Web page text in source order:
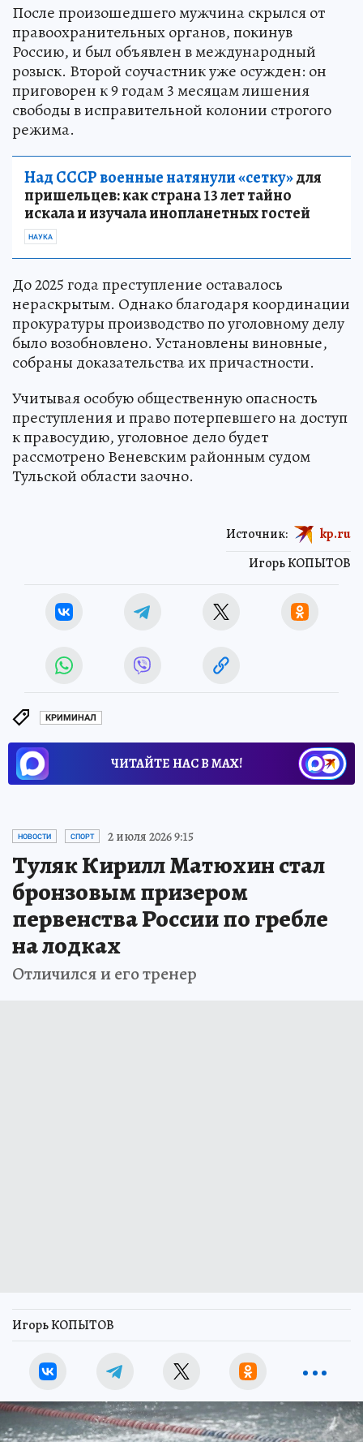
После произошедшего мужчина скрылся от
правоохранительных органов, покинув
Россию, и был объявлен в международный
розыск. Второй соучастник уже осужден: он
приговорен к 9 годам 3 месяцам лишения
свободы в исправительной колонии строгого
режима.
Над СССР военные натянули «сетку»для
пришельцев: как страна 13 лет тайно
искала и изучала инопланетных гостей
НАУКА
До 2025 года преступление оставалось
нераскрытым. Однако благодаря координации
прокуратуры производство по уголовному делу
было возобновлено. Установлены виновные,
собраны доказательства их причастности.
Учитывая особую общественную опасность
преступления и право потерпевшего на доступ
к правосудию, уголовное дело будет
рассмотрено Веневским районным судом
Тульской области заочно.
Игорь КОПЫТОВ
Источник: kp.ru
КРИМИНАЛ
ЧИТАЙТЕ НАС В МАХ!
НОВОСТИ СПОРТ 2 июля 2026 9:15
Туляк Кирилл Матюхин стал
бронзовым призером
первенства России по гребле
на лодках
Отличился и его тренер
Игорь КОПЫТОВ